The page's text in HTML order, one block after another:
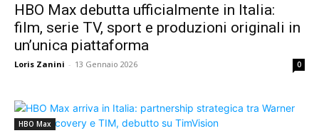
HBO Max debutta ufficialmente in Italia:
film, serie TV, sport e produzioni originali in
un’unica piattaforma
Loris Zanini - 13 Gennaio 2026 0
HBO Max